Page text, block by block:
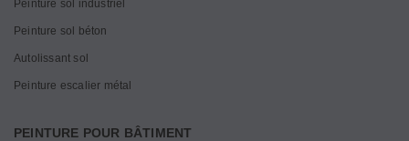
Peinture sol industriel
Peinture sol béton
Autolissant sol
Peinture escalier métal
PEINTURE POUR BÂTIMENT